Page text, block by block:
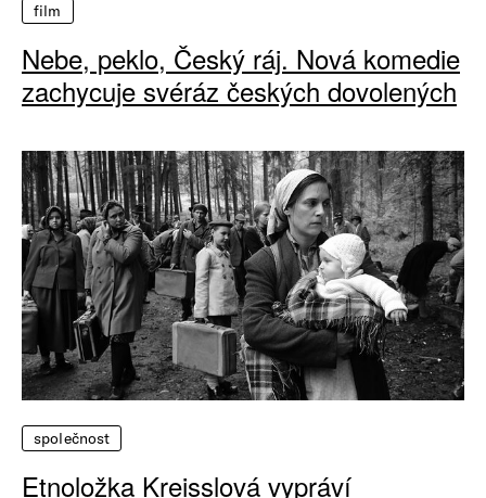
film
Nebe, peklo, Český ráj. Nová komedie
zachycuje svéráz českých dovolených
společnost
Etnoložka Kreisslová vypráví